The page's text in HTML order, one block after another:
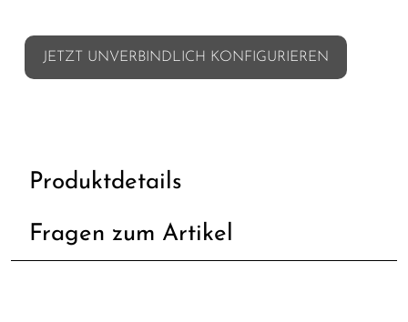
JETZT UNVERBINDLICH KONFIGURIEREN
Produktdetails
Fragen zum Artikel